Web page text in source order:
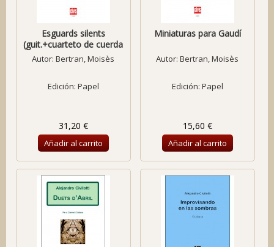
Esguards silents
(guit.+cuarteto de cuerda
Autor:Bertran, Moisès
Edición: Papel
31,20 €
Añadir al carrito
Miniaturas para Gaudí
Autor:Bertran, Moisès
Edición: Papel
15,60 €
Añadir al carrito